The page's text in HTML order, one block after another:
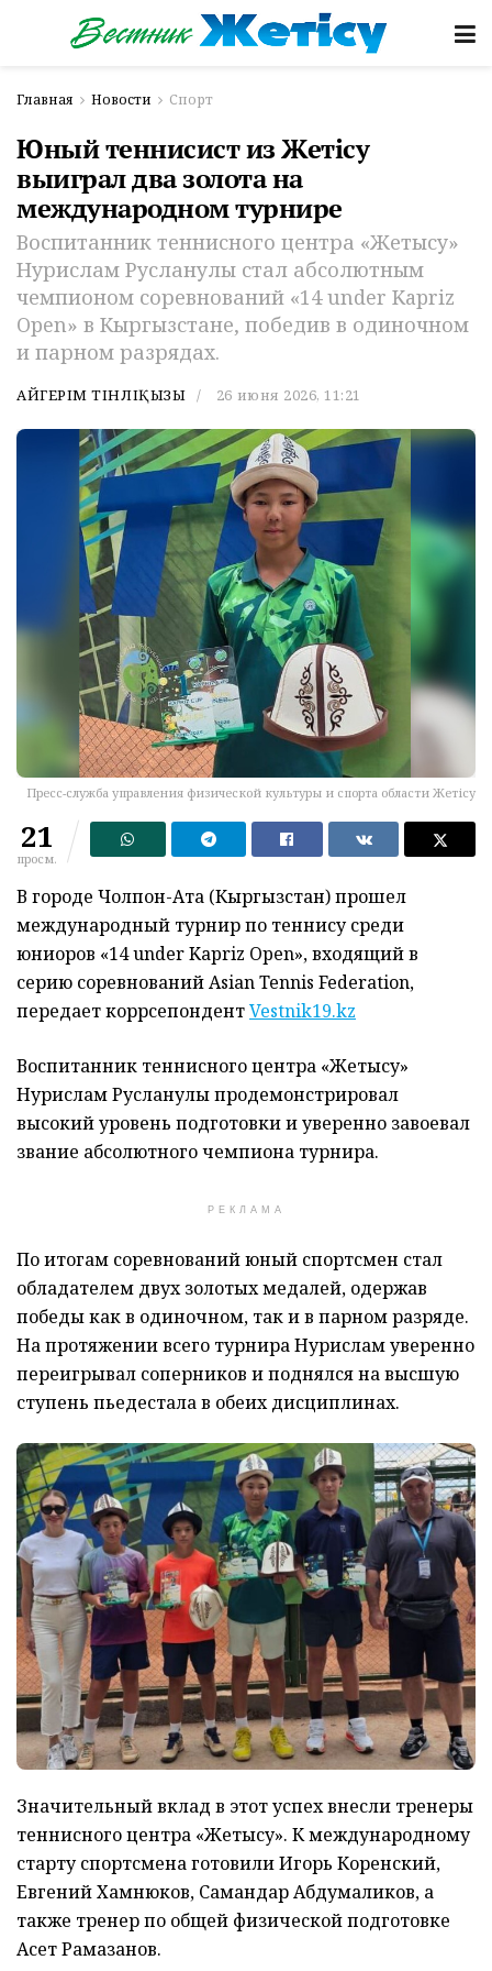
Главная Новости Спорт
Юный теннисист из Жетісу
выиграл два золота на
международном турнире
Воспитанник теннисного центра «Жетысу»
Нурислам Русланулы стал абсолютным
чемпионом соревнований «14 under Kapriz
Open» в Кыргызстане, победив в одиночном
и парном разрядах.
АЙГЕРІМ ТІНӘЛІҚЫЗЫ 26 июня 2026, 11:21
Пресс-служба управления физической культуры и спорта области Жетісу
21
просм.
В городе Чолпон-Ата (Кыргызстан) прошел
международный турнир по теннису среди
юниоров «14 under Kapriz Open», входящий в
серию соревнованийAsian Tennis Federation,
передает коррсепондентVestnik19.kz
Воспитанник теннисного центра «Жетысу»
Нурислам Русланулы продемонстрировал
высокий уровень подготовки и уверенно завоевал
звание абсолютного чемпиона турнира.
РЕКЛАМА
По итогам соревнований юный спортсмен стал
обладателем двух золотых медалей, одержав
победы как в одиночном, так и в парном разряде.
На протяжении всего турнира Нурислам уверенно
переигрывал соперников и поднялся на высшую
ступень пьедестала в обеих дисциплинах.
Значительный вклад в этот успех внесли тренеры
теннисного центра «Жетысу». К международному
старту спортсмена готовили Игорь Коренский,
Евгений Хамнюков, Самандар Абдумаликов, а
также тренер по общей физической подготовке
Асет Рамазанов.